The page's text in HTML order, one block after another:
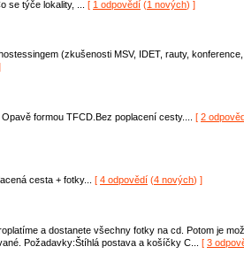
se týče lokality, ... [ 1 odpovědí (1 nových) ]
(zkušenosti MSV, IDET, rauty, konference,
formou TFCD.Bez poplacení cesty.... [ 2
cesta + fotky... [ 4 odpovědí (4 nových) ]
a dostanete všechny fotky na cd. Potom je
Požadavky:Štíhlá postava a košíčky C... [ 3